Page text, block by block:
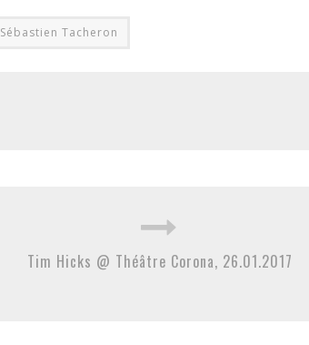
Sébastien Tacheron
Tim Hicks @ Théâtre Corona, 26.01.2017